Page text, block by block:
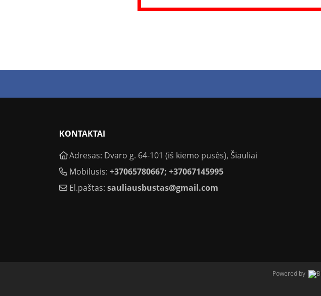
KONTAKTAI
Adresas: Dvaro g. 64-101 (iš kiemo pusės), Šiauliai
Mobilusis: +37065780667; +37067145995
El.paštas: sauliausbustas@gmail.com
Powered by